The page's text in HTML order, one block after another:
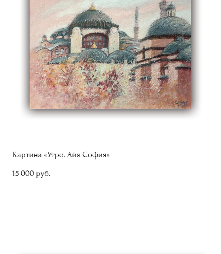
Картина «Утро. Айя София»
15 000 pуб.